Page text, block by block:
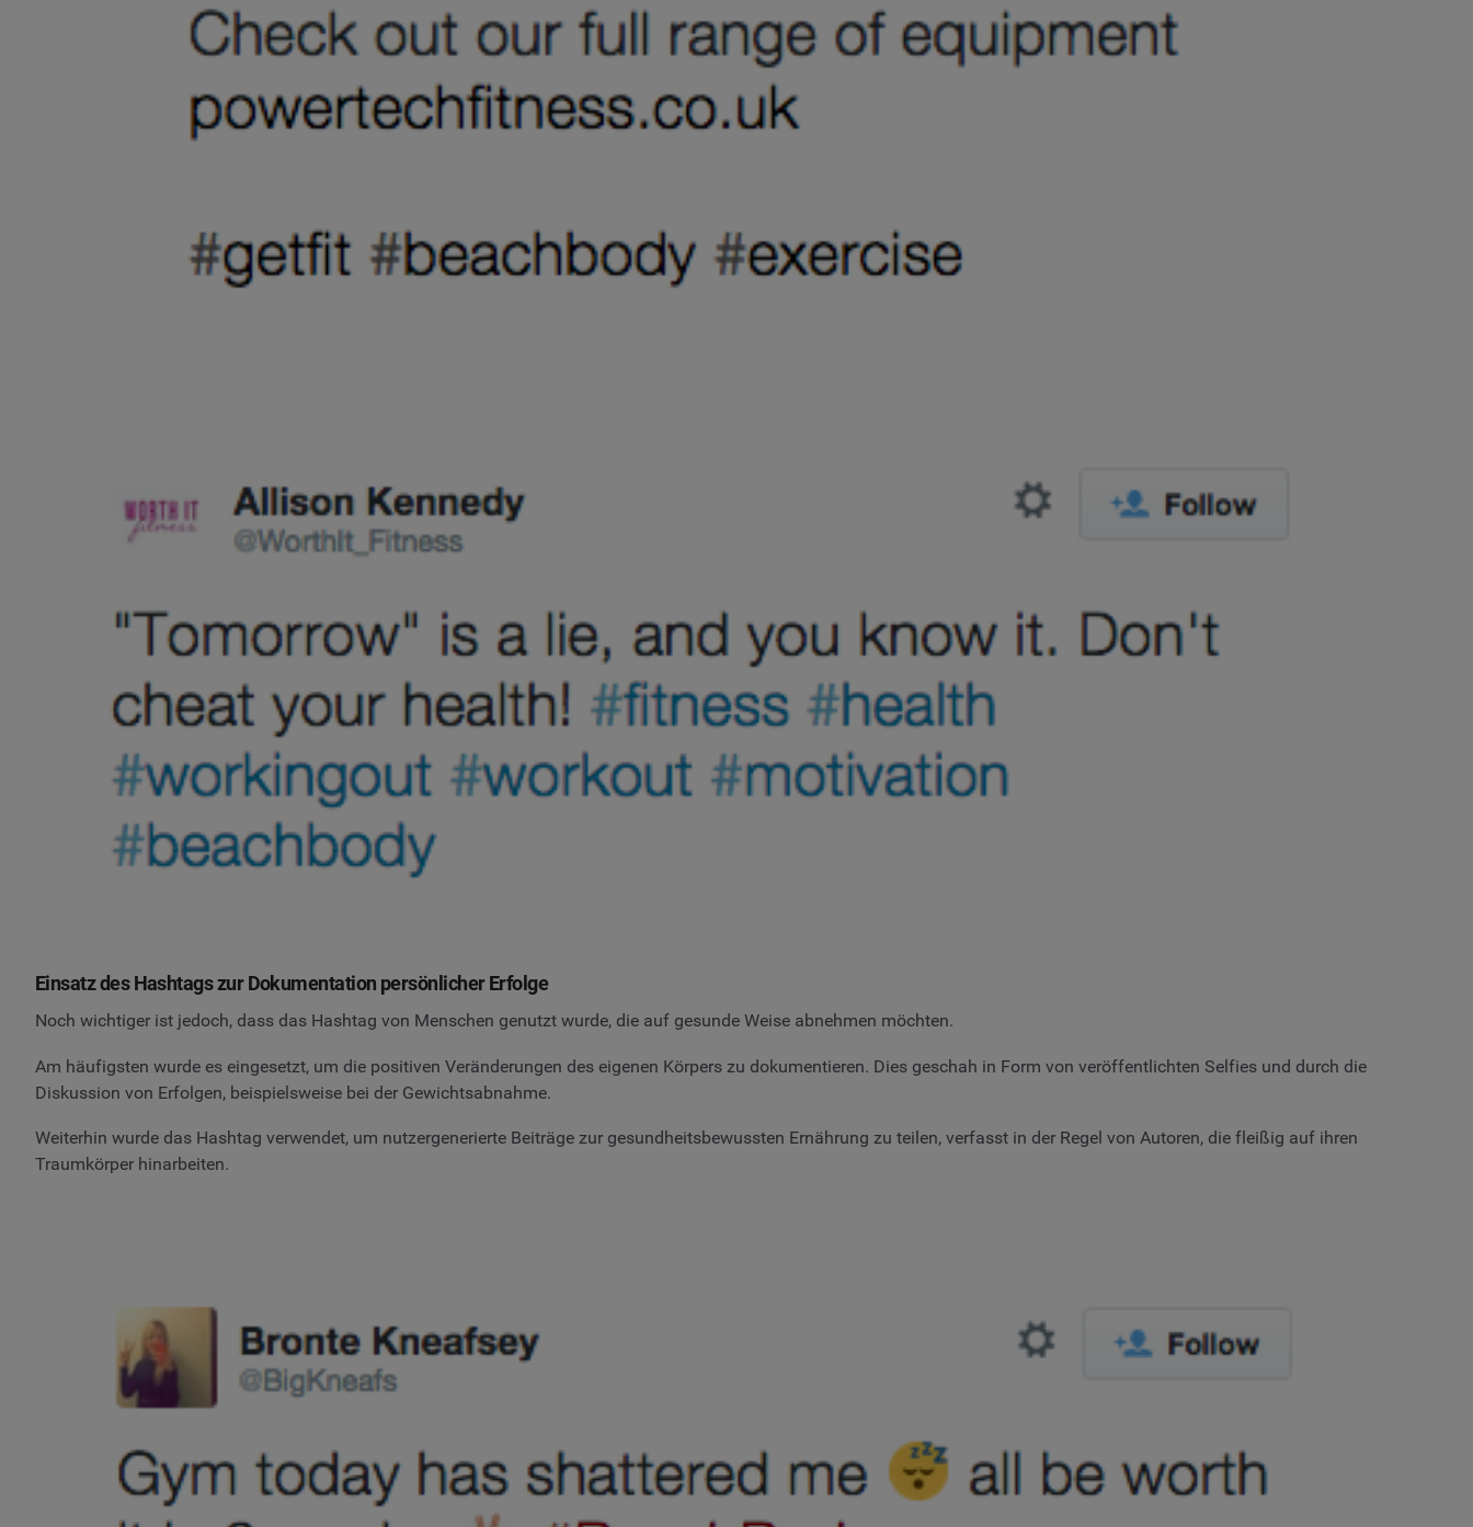
Einsatz des Hashtags zur Dokumentation persönlicher Erfolge
Noch wichtiger ist jedoch, dass das Hashtag von Menschen genutzt wurde, die auf gesunde Weise abnehmen möchten.
Am häufigsten wurde es eingesetzt, um die positiven Veränderungen des eigenen Körpers zu dokumentieren. Dies geschah in Form von veröffentlichten Selfies und durch die
Diskussion von Erfolgen, beispielsweise bei der Gewichtsabnahme.
Weiterhin wurde das Hashtag verwendet, um nutzergenerierte Beiträge zur gesundheitsbewussten Ernährung zu teilen, verfasst in der Regel von Autoren, die fleißig auf ihren
Traumkörper hinarbeiten.